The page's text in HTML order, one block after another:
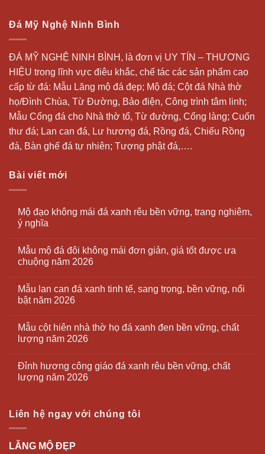
Đá Mỹ Nghệ Ninh Bình
ĐÁ MỸ NGHỆ NINH BÌNH, là đơn vị UY TÍN – THƯƠNG
HIỆU trong lĩnh vực điêu khắc, chế tác các sản phẩm cao
cấp từ đá: Mẫu Lăng mộ đá đẹp; Mộ đá; Cột đá Nhà thờ
họ/Đình Chùa, Từ Đường, Bảo điện, Công trình tâm linh;
Mẫu Cổng đá cho Nhà thờ tổ, Từ đường, Cổng làng; Cuốn
thư đá; Lan can đá, Lư hương đá, Rồng đá, Chiếu Rồng
đá, Bàn ghế đá tự nhiên; Tượng phật đá,….
Bài viết mới
Mộ đạo không mái đá xanh rêu bền vững, trang nghiêm,
ý nghĩa
Mẫu mộ đá đôi không mái đơn giản, giá tốt được ưa
chuộng năm 2026
Mẫu lan can đá xanh tinh tế, sang trọng, bền vững, nổi
bật năm 2026
Mẫu cột hiên nhà thờ họ đá xanh đen bền vững, chất
lượng năm 2026
Đỉnh hương công giáo đá xanh rêu bền vững, chất
lượng năm 2026
Liên hệ ngay với chúng tôi
LĂNG MỘ ĐẸP